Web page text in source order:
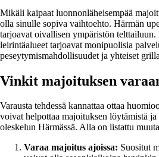
Mikäli kaipaat luonnonläheisempää
olla sinulle sopiva vaihtoehto. Härmän
tarjoavat oivallisen ympäristön
leirintäalueet tarjoavat monipuolisia
peseytymismahdollisuudet ja yhteiset
Vinkit majoituksen
Varausta tehdessä kannattaa ottaa
voivat helpottaa majoituksen löytämistä
oleskelun Härmässä. Alla on listattu
Varaa majoitus ajoissa: Suositut